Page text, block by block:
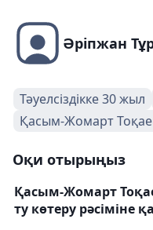
Әріпжан
Тәуелсіздікке 30 жыл
Қасым-Жомарт
Оқи отырыңыз
Қасым-Жомарт
ту көтеру рәсіміне